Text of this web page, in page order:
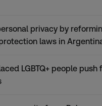
privacy by
laws in
LGBTQ+ people push